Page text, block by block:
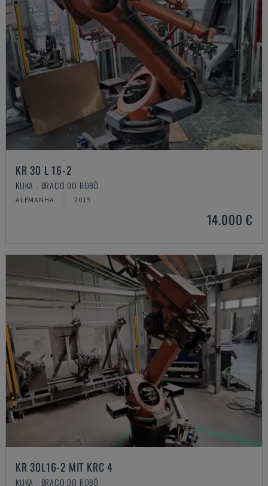
KR 30 L 16-2
KUKA - BRAÇO DO ROBÔ
ALEMANHA 2015
14.000 €
KR 30L16-2 MIT KRC 4
KUKA - BRAÇO DO ROBÔ